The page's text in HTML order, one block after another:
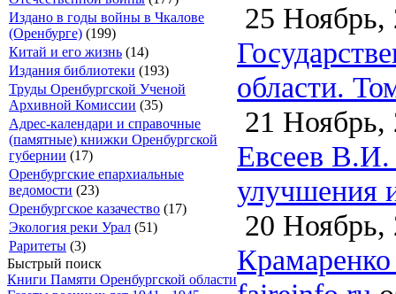
Издано в годы войны в Чкалове
(Оренбурге) (199)
Китай и его жизнь (14)
Издания библиотеки (193)
Труды Оренбургской Ученой
Архивной Комиссии (35)
Адрес-календари и справочные
(памятные) книжки Оренбургской
губернии (17)
Оренбургские епархиальные
ведомости (23)
Оренбургское казачество (17)
Экология реки Урал (51)
Раритеты (3)
Быстрый поиск
Книги Памяти Оренбургской области
25 Ноябрь,
области.
21 Ноябрь,
Евсеев В.И.
улучшения
20 Ноябрь,